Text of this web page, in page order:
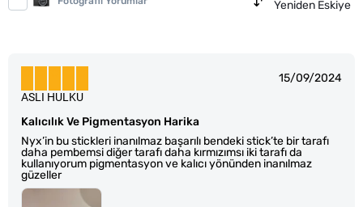
Yeniden Eskiye
15/09/2024
Kalıcılık Ve Pigmentasyon Harika
Nyx’in bu stickleri inanılmaz başarılı bendeki stick’te bir tarafı
daha pembemsi diğer tarafı daha kırmızımsı iki tarafı da
kullanıyorum pigmentasyon ve kalıcı yönünden inanılmaz
güzeller
ASLI HULKU